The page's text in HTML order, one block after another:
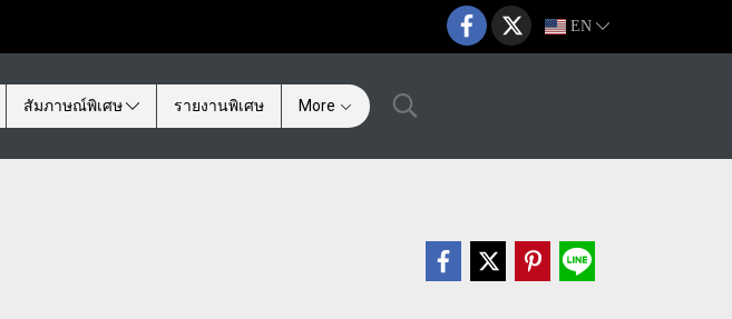
EN
สัมภาษณ์พิเศษ รายงานพิเศษ More